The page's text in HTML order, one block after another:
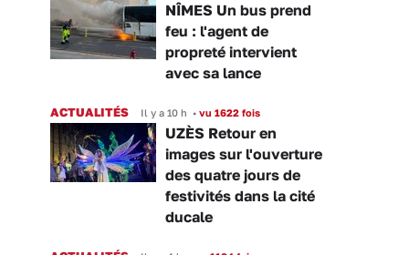
NÎMES Un bus prend
feu : l'agent de
propreté intervient
avec sa lance
ACTUALITÉS Il y a 10 h • vu 1622 fois
UZÈS Retour en
images sur l'ouverture
des quatre jours de
festivités dans la cité
ducale